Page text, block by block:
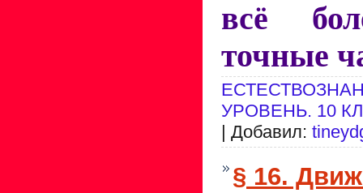
всё
точные
УРОВЕНЬ. 10
| Добавил:
§ 16.